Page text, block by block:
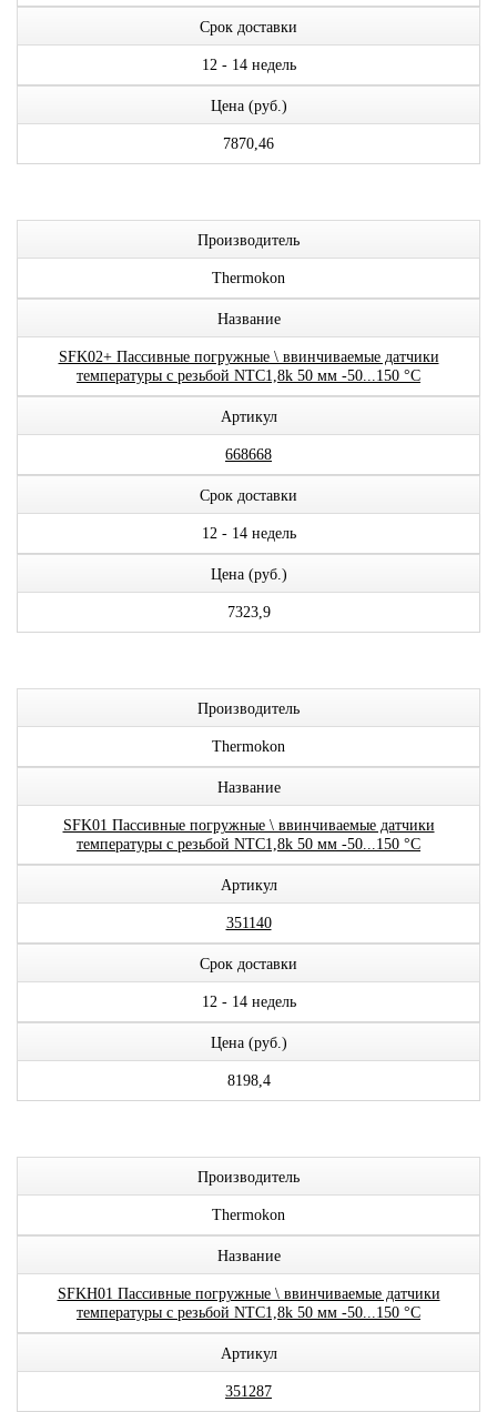
Срок доставки
12 - 14 недель
Цена (руб.)
7870,46
Производитель
Thermokon
Название
SFK02+ Пассивные погружные \ ввинчиваемые датчики
температуры с резьбой NTC1,8k 50 мм -50...150 °C
Артикул
668668
Срок доставки
12 - 14 недель
Цена (руб.)
7323,9
Производитель
Thermokon
Название
SFK01 Пассивные погружные \ ввинчиваемые датчики
температуры с резьбой NTC1,8k 50 мм -50...150 °C
Артикул
351140
Срок доставки
12 - 14 недель
Цена (руб.)
8198,4
Производитель
Thermokon
Название
SFKH01 Пассивные погружные \ ввинчиваемые датчики
температуры с резьбой NTC1,8k 50 мм -50...150 °C
Артикул
351287